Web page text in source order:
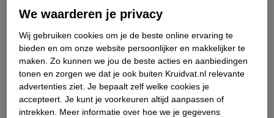
gezondheidsvraag ook is, stel hem aan
Stel je gezondheidsvraag
Ook in deze winkel
Kruidvat.nl ophaalpunt
We waarderen je privacy
Wij gebruiken cookies om je de beste online ervaring te
bieden en om onze website persoonlijker en makkelijker te
maken. Zo kunnen we jou de beste acties en aanbiedingen
tonen en zorgen we dat je ook buiten Kruidvat.nl relevante
advertenties ziet. Je bepaalt zelf welke cookies je
accepteert. Je kunt je voorkeuren altijd aanpassen of
intrekken.
Meer informatie over hoe we je gegevens